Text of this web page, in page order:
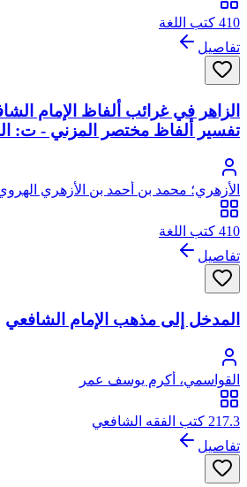
410 كتب اللغة
تفاصيل
الزاهر في غرائب ألفاظ الإمام
تفسير ألفاظ مختصر المزني - ت:
الأزهري؛ محمد بن أحمد بن الأزهري
410 كتب اللغة
تفاصيل
المدخل إلى مذهب الإمام الشافعي
القواسمي، أكرم يوسف عمر
217.3 كتب الفقه الشافعي
تفاصيل